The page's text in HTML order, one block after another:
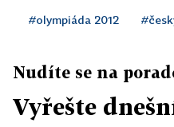
#olympiáda 2012
Nudíte se na
Vyřešte